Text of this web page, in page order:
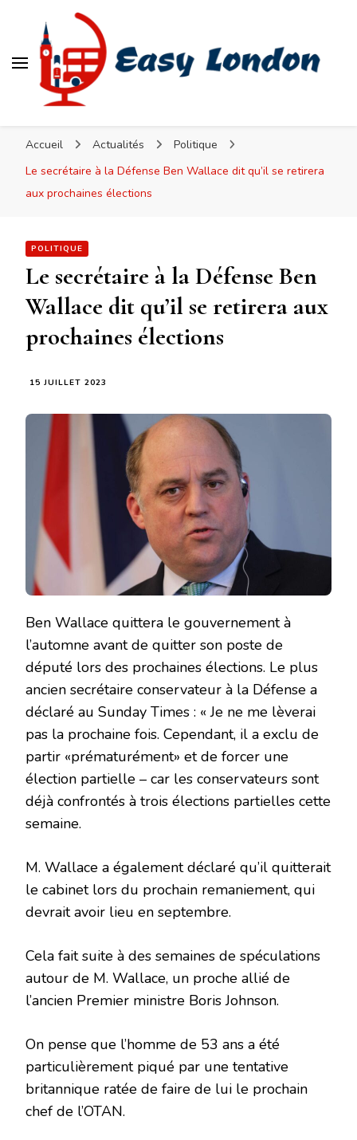
Accueil Actualités
Politique
Le secrétaire à la Défense Ben Wallace dit qu’il se retirera
aux prochaines élections
POLITIQUE
Le secrétaire à la Défense Ben
Wallace dit qu’il se retirera aux
prochaines élections
15 JUILLET 2023
Ben Wallace quittera le gouvernement à
l’automne avant de quitter son poste de
député lors des prochaines élections. Le plus
ancien secrétaire conservateur à la Défense a
déclaré au Sunday Times : « Je ne me lèverai
pas la prochaine fois. Cependant, il a exclu de
partir «prématurément» et de forcer une
élection partielle – car les conservateurs sont
déjà confrontés à trois élections partielles cette
semaine.
M. Wallace a également déclaré qu’il quitterait
le cabinet lors du prochain remaniement, qui
devrait avoir lieu en septembre.
Cela fait suite à des semaines de spéculations
autour de M. Wallace, un proche allié de
l’ancien Premier ministre Boris Johnson.
On pense que l’homme de 53 ans a été
particulièrement piqué par une tentative
britannique ratée de faire de lui le prochain
chef de l’OTAN.